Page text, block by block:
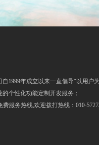
1999年成立以来一直倡导“以用户
个性化功能定制开发服务；
服务热线,欢迎拨打热线：010-